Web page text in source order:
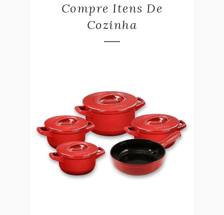
Compre Itens De
Cozinha